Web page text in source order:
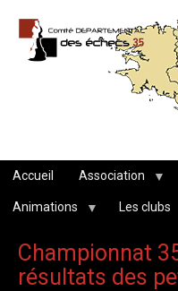
contenu
Accueil Association
Animations Les clubs
Championnat
résultats des